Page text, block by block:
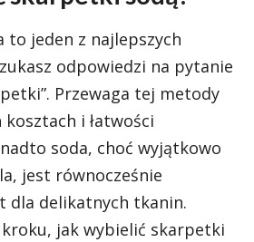
to jeden z najlepszych
odpowiedzi na pytanie
Przewaga tej metody
i łatwości
soda, choć wyjątkowo
jest równocześnie
dla delikatnych tkanin.
jak wybielić skarpetki